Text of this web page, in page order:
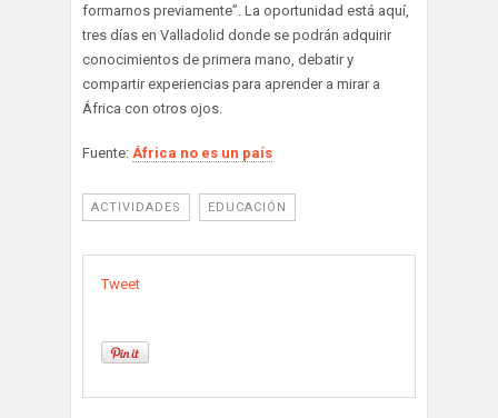
formarnos previamente”. La oportunidad está aquí,
tres días en Valladolid donde se podrán adquirir
conocimientos de primera mano, debatir y
compartir experiencias para aprender a mirar a
África con otros ojos.
Fuente: África no es un país
ACTIVIDADES EDUCACIÓN
Tweet